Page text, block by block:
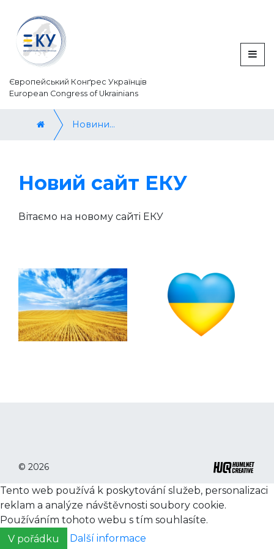
Європейський Конґрес Українців
European Congress of Ukrainians
Новини / News
Новий сайт ЕКУ
Вітаємо на новому сайті ЕКУ
© 2026
Tento web používá k poskytování služeb, personalizaci
reklam a analýze návštěvnosti soubory cookie.
Používáním tohoto webu s tím souhlasíte.
V pořádku
Další informace